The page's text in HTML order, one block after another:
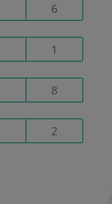
6
1
8
2